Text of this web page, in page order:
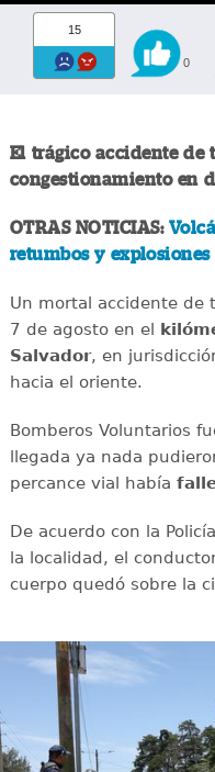
15
0
El trágico accidente de
congestionamiento en
OTRAS NOTICIAS:
retumbos y
Un mortal accidente de
7 de agosto en el
Salvador, en
hacia el oriente.
Bomberos Voluntarios
llegada ya nada
percance vial había
De acuerdo con la
la localidad, el
cuerpo quedó sobre la